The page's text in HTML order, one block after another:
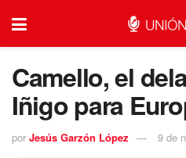
Camello, el
Iñigo para
por Jesús Garzón López 9 de